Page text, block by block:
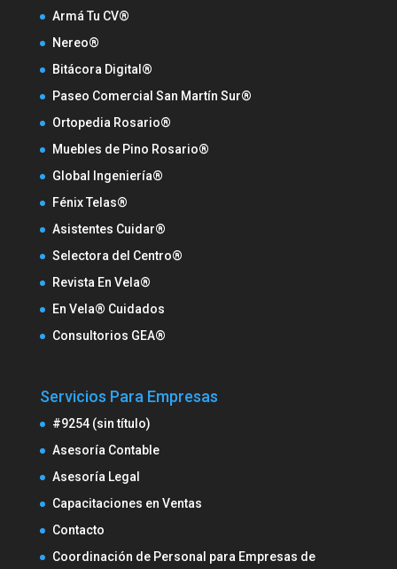
Armá Tu CV®
Nereo®
Bitácora Digital®
Paseo Comercial San Martín Sur®
Ortopedia Rosario®
Muebles de Pino Rosario®
Global Ingeniería®
Fénix Telas®
Asistentes Cuidar®
Selectora del Centro®
Revista En Vela®
En Vela® Cuidados
Consultorios GEA®
Servicios Para Empresas
#9254 (sin título)
Asesoría Contable
Asesoría Legal
Capacitaciones en Ventas
Contacto
Coordinación de Personal para Empresas de